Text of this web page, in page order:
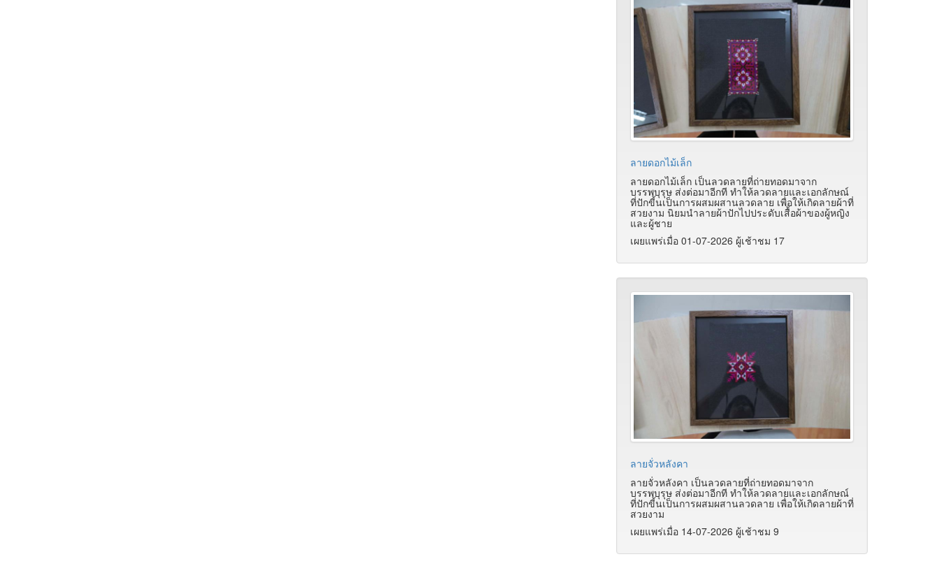
ลายดอกไม้เล็ก
ลายดอกไม้เล็ก เป็นลวดลายที่ถ่ายทอดมาจาก
บรรพบุรุษ ส่งต่อมาอีกที ทำให้ลวดลายและเอกลักษณ์
ที่ปักขี้นเป็นการผสมผสานลวดลาย เพื่อให้เกิดลายผ้าที่
สวยงาม นิยมนำลายผ้าปักไปประดับเสื้อผ้าของผู้หญิง
และผู้ชาย
เผยแพร่เมื่อ 01-07-2026 ผู้เช้าชม 17
ลายจั่วหลังคา
ลายจั่วหลังคา เป็นลวดลายที่ถ่ายทอดมาจาก
บรรพบุรุษ ส่งต่อมาอีกที ทำให้ลวดลายและเอกลักษณ์
ที่ปักขี้นเป็นการผสมผสานลวดลาย เพื่อให้เกิดลายผ้าที่
สวยงาม
เผยแพร่เมื่อ 14-07-2026 ผู้เช้าชม 9